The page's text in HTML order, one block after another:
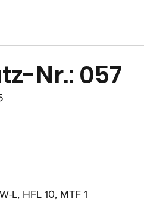
Nr.: 057
L, HFL 10, MTF 1